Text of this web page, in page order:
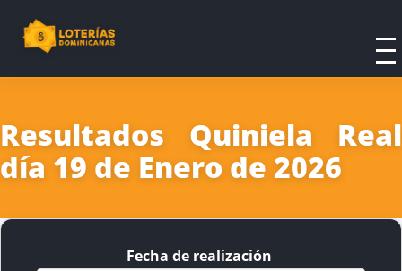
Resultados Quiniela Real
día 19 de Enero de 2026
Fecha de realización